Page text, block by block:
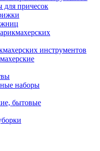
для причесок
инструментов
наборы
бытовые